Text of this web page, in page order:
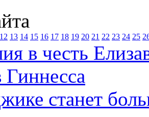
12 13 14 15 16 17 18 19 20 21 22 23 24 25
в честь
Гиннесса
станет